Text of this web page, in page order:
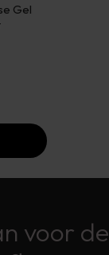
Gel
voor de